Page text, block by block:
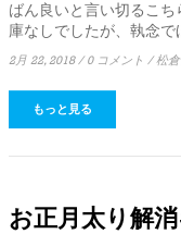
ばん良いと言い切るこ
庫なしでしたが、執念
2月 22, 2018 /0 コメント /松
もっと見る
お正月太り解